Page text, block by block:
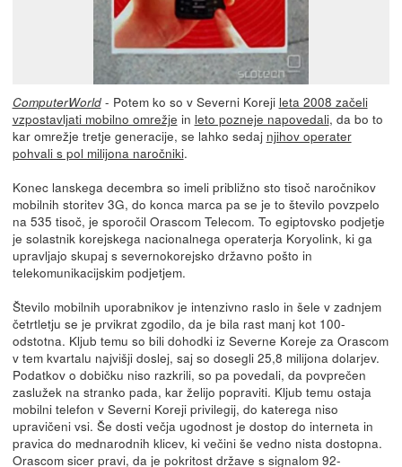
ComputerWorld- Potem ko so v Severni Koreji leta 2008 začeli
vzpostavljati mobilno omrežje in leto pozneje napovedali, da bo to
kar omrežje tretje generacije, se lahko sedaj njihov operater
pohvali s pol milijona naročniki.
Konec lanskega decembra so imeli približno sto tisoč naročnikov
mobilnih storitev 3G, do konca marca pa se je to število povzpelo
na 535 tisoč, je sporočil Orascom Telecom. To egiptovsko podjetje
je solastnik korejskega nacionalnega operaterja Koryolink, ki ga
upravljajo skupaj s severnokorejsko državno pošto in
telekomunikacijskim podjetjem.
Število mobilnih uporabnikov je intenzivno raslo in šele v zadnjem
četrtletju se je prvikrat zgodilo, da je bila rast manj kot 100-
odstotna. Kljub temu so bili dohodki iz Severne Koreje za Orascom
v tem kvartalu najvišji doslej, saj so dosegli 25,8 milijona dolarjev.
Podatkov o dobičku niso razkrili, so pa povedali, da povprečen
zaslužek na stranko pada, kar želijo popraviti. Kljub temu ostaja
mobilni telefon v Severni Koreji privilegij, do katerega niso
upravičeni vsi. Še dosti večja ugodnost je dostop do interneta in
pravica do mednarodnih klicev, ki večini še vedno nista dostopna.
Orascom sicer pravi, da je pokritost države s signalom 92-